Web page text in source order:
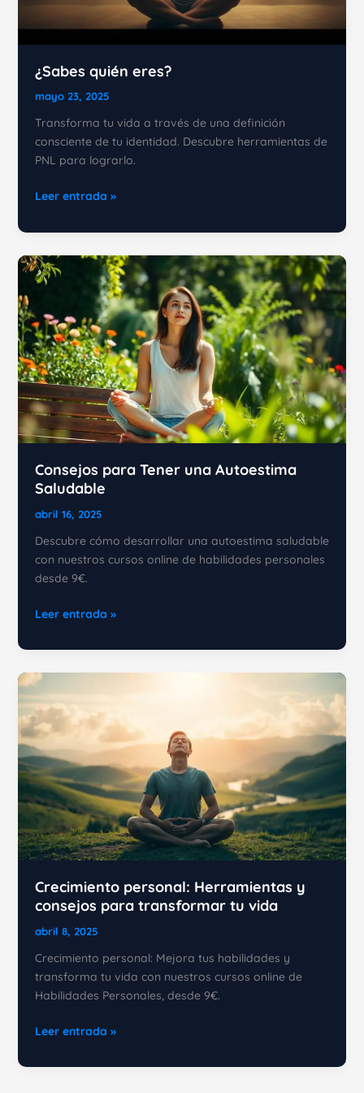
¿Sabes quién eres?
mayo 23, 2025
Transforma tu vida a través de una definición
consciente de tu identidad. Descubre herramientas de
PNL para lograrlo.
¿Sabes
eres?
Leer entrada »
Consejos para Tener una Autoestima
Saludable
abril 16, 2025
Descubre cómo desarrollar una autoestima saludable
con nuestros cursos online de habilidades personales
desde 9€.
Consejos
Tener
una
Autoestima
Saludable
Leer entrada »
Crecimiento personal: Herramientas y
consejos para transformar tu vida
abril 8, 2025
Crecimiento personal: Mejora tus habilidades y
transforma tu vida con nuestros cursos online de
Habilidades Personales, desde 9€.
Crecimiento
Herramientas
Leer entrada »